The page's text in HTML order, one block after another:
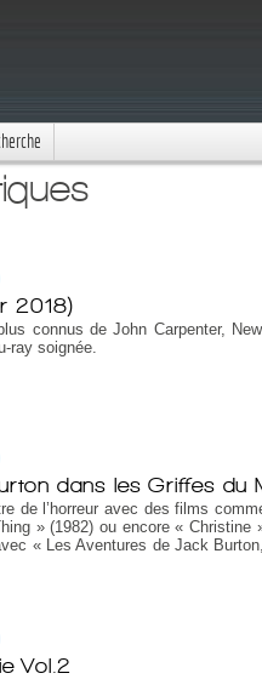
2018)
connus de John Carpenter,
ray soignée.
dans les Griffes du
de l’horreur avec des films
» (1982) ou encore « Christine
« Les Aventures de Jack
Vol.2